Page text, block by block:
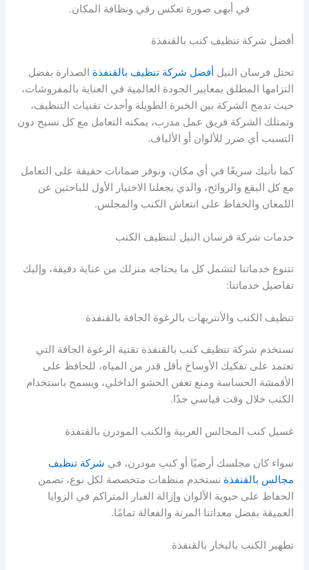
في أبهى صورة تعكس رقي ونظافة المكان.
أفضل شركة تنظيف كنب بالقنفذة
تحتل فرسان النيل أفضل شركة تنظيف بالقنفذة الصدارة بفضل
التزامها المطلق بمعايير الجودة العالمية في العناية بالمفروشات،
حيث تدمج الشركة بين الخبرة الطويلة وأحدث تقنيات التنظيف،
وتمتلك الشركة فريق عمل مدرب، يمكنه التعامل مع كل نسيج دون
التسبب أي ضرر للألوان أو الألياف.
كما نأتيك سريعًا في أي مكان، ونوفر ضمانات حقيقة على التعامل
مع كل البقع والروائح، والذي يجعلنا الاختيار الأول للباحثين عن
اللمعان والحفاظ على انتعاش الكنب والمجلس.
خدمات شركة فرسان النيل لتنظيف الكنب
تتنوع خدماتنا لتشمل كل ما يحتاجه منزلك من عناية دقيقة، وإليك
تفاصيل خدماتنا:
تنظيف الكنب والأنتريهات بالرغوة الجافة بالقنفذة
تستخدم شركة تنظيف كنب بالقنفذة تقنية الرغوة الجافة التي
تعتمد على تفكيك الأوساخ بأقل قدر من المياه، للحافظ على
الأقمشة الحساسة ومنع تعفن الحشو الداخلي، ويسمح باستخدام
الكنب خلال وقت قياسي جدًا.
غسيل كنب المجالس العربية والكنب المودرن بالقنفذة
سواء كان مجلسك أرضيًا أو كنب مودرن، في شركة تنظيف
مجالس بالقنفذة نستخدم منظفات متخصصة لكل نوع، تضمن
الحفاظ على حيوية الألوان وإزالة الغبار المتراكم في الزوايا
العميقة بفضل معداتنا المرنة والفعالة تمامًا.
تطهير الكنب بالبخار بالقنفذة